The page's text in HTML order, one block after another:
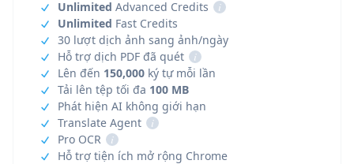
Unlimited Advanced Credits
i
Unlimited Fast Credits
30 lượt dịch ảnh sang ảnh/ngày
Hỗ trợ dịch PDF đã quét
i
Lên đến 150,000 ký tự mỗi lần
Tải lên tệp tối đa 100 MB
Phát hiện AI không giới hạn
Translate Agent
i
Pro OCR
i
Hỗ trợ tiện ích mở rộng Chrome